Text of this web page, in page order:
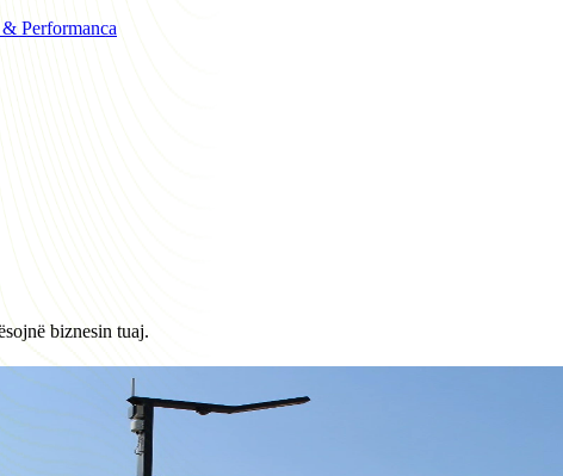
Performanca
biznesin tuaj.